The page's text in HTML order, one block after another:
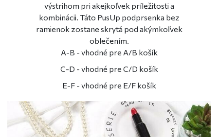
výstrihom pri akejkoľvek príležitosti a
kombinácii. Táto PusUp podprsenka bez
ramienok zostane skrytá pod akýmkoľvek
oblečením.
A-B - vhodné pre A/B košík
C-D - vhodné pre C/D košík
E-F - vhodné pre E/F košík